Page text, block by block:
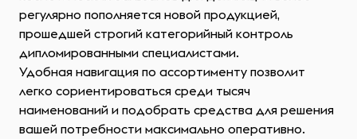
регулярно пополняется новой продукцией,
прошедшей строгий категорийный контроль
дипломированными специалистами.
Удобная навигация по ассортименту позволит
легко сориентироваться среди тысяч
наименований и подобрать средства для решения
вашей потребности максимально оперативно.